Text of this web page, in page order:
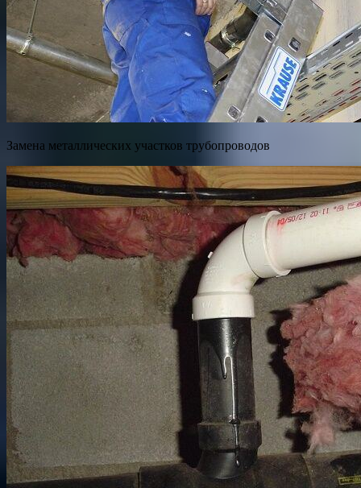
Замена металлических участков трубопроводов